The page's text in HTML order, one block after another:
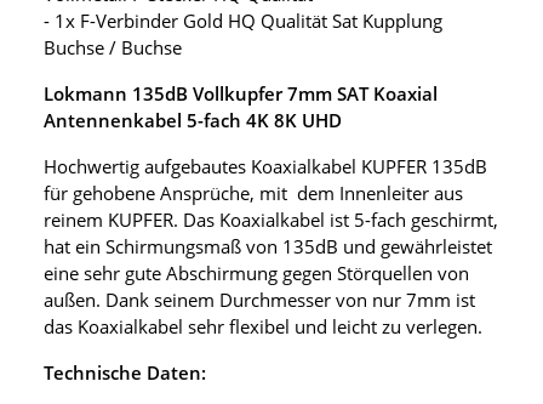
- 1x F-Verbinder Gold HQ Qualität Sat Kupplung
Buchse / Buchse
Lokmann 135dB Vollkupfer 7mm SAT Koaxial
Antennenkabel 5-fach 4K 8K UHD
Hochwertig aufgebautes Koaxialkabel KUPFER 135dB
für gehobene Ansprüche, mit dem Innenleiter aus
reinem KUPFER. Das Koaxialkabel ist 5-fach geschirmt,
hat ein Schirmungsmaß von 135dB und gewährleistet
eine sehr gute Abschirmung gegen Störquellen von
außen. Dank seinem Durchmesser von nur 7mm ist
das Koaxialkabel sehr flexibel und leicht zu verlegen.
Technische Daten: